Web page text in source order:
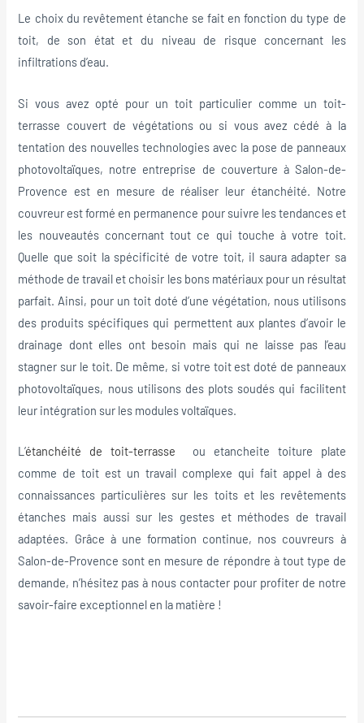
Le choix du revêtement étanche se fait en fonction du type de
toit, de son état et du niveau de risque concernant les
infiltrations d’eau.
Si vous avez opté pour un toit particulier comme un toit-
terrasse couvert de végétations ou si vous avez cédé à la
tentation des nouvelles technologies avec la pose de panneaux
photovoltaïques, notre entreprise de couverture à Salon-de-
Provence est en mesure de réaliser leur étanchéité. Notre
couvreur est formé en permanence pour suivre les tendances et
les nouveautés concernant tout ce qui touche à votre toit.
Quelle que soit la spécificité de votre toit, il saura adapter sa
méthode de travail et choisir les bons matériaux pour un résultat
parfait. Ainsi, pour un toit doté d’une végétation, nous utilisons
des produits spécifiques qui permettent aux plantes d’avoir le
drainage dont elles ont besoin mais qui ne laisse pas l’eau
stagner sur le toit. De même, si votre toit est doté de panneaux
photovoltaïques, nous utilisons des plots soudés qui facilitent
leur intégration sur les modules voltaïques.
L’étanchéité de toit-terrasse ou etancheite toiture plate
comme de toit est un travail complexe qui fait appel à des
connaissances particulières sur les toits et les revêtements
étanches mais aussi sur les gestes et méthodes de travail
adaptées. Grâce à une formation continue, nos couvreurs à
Salon-de-Provence sont en mesure de répondre à tout type de
demande, n’hésitez pas à nous contacter pour profiter de notre
savoir-faire exceptionnel en la matière !